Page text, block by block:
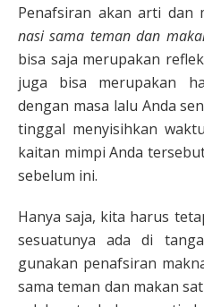
Penafsiran akan arti dan
nasi sama teman dan
bisa saja merupakan
juga bisa merupakan
dengan masa lalu Anda
tinggal menyisihkan
kaitan mimpi Anda
sebelum ini.
Hanya saja, kita harus
sesuatunya ada di
gunakan penafsiran
sama teman dan makan